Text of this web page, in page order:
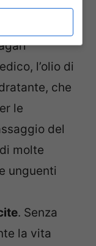
avete
l’olio di
che
le
del
molte
unguenti
. Senza
la vita